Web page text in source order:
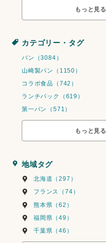
もっと見る
カテゴリー・タグ
パン（3084）
山崎製パン（1150）
コラボ食品（742）
ランチパック（619）
第一パン（571）
もっと見る
地域タグ
北海道（297）
フランス（74）
熊本県（62）
福岡県（49）
千葉県（46）